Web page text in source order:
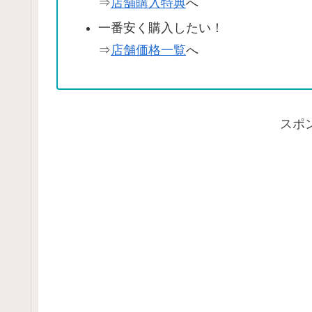
⇒店舗購入特典へ
一番安く購入したい！
⇒店舗価格一覧へ
スポ